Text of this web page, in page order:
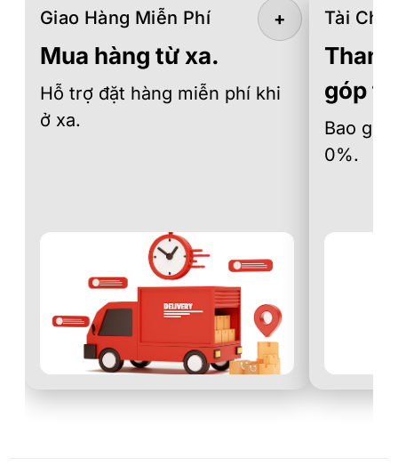
Giao Hàng Miễn Phí
Mua hàng từ xa.
Hỗ trợ đặt hàng miễn phí khi
ở xa.
+ Tài
góp
Bao
0%.